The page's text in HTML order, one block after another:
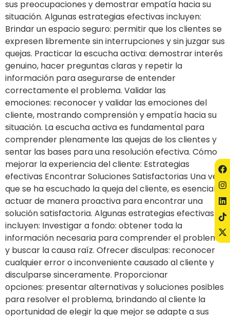
sus preocupaciones y demostrar empatía hacia su
situación. Algunas estrategias efectivas incluyen:
Brindar un espacio seguro: permitir que los clientes se
expresen libremente sin interrupciones y sin juzgar sus
quejas. Practicar la escucha activa: demostrar interés
genuino, hacer preguntas claras y repetir la
información para asegurarse de entender
correctamente el problema. Validar las
emociones: reconocer y validar las emociones del
cliente, mostrando comprensión y empatía hacia su
situación. La escucha activa es fundamental para
comprender plenamente las quejas de los clientes y
sentar las bases para una resolución efectiva. Cómo
mejorar la experiencia del cliente: Estrategias
efectivas Encontrar Soluciones Satisfactorias Una vez
que se ha escuchado la queja del cliente, es esencial
actuar de manera proactiva para encontrar una
solución satisfactoria. Algunas estrategias efectivas
incluyen: Investigar a fondo: obtener toda la
información necesaria para comprender el problema
y buscar la causa raíz. Ofrecer disculpas: reconocer
cualquier error o inconveniente causado al cliente y
disculparse sinceramente. Proporcionar
opciones: presentar alternativas y soluciones posibles
para resolver el problema, brindando al cliente la
oportunidad de elegir la que mejor se adapte a sus